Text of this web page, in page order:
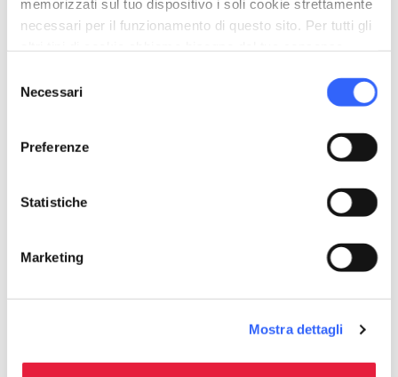
memorizzati sul tuo dispositivo i soli cookie strettamente
necessari per il funzionamento di questo sito. Per tutti gli
delNecessari
Preferenze
Statistiche
Marketing
Mostra dettagli
4.
La Valle del Torrente Gordana e
gli Stretti di Giaredo